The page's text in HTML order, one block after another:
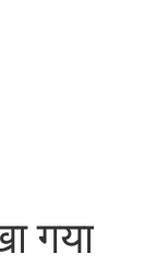
गया